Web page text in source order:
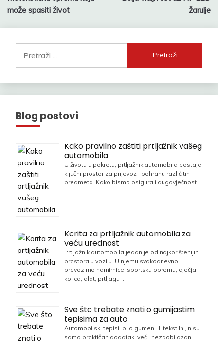
objava
može spasiti život
žarulje
Blog postovi
Kako pravilno zaštiti prtljažnik vašeg
automobila
U životu u pokretu, prtljažnik automobila postaje
ključni prostor za prijevoz i pohranu različitih
predmeta. Kako bismo osigurali dugovječnost i
Korita za prtljažnik automobila za
veću urednost
Prtljažnik automobila jedan je od najkorištenijih
prostora u vozilu. U njemu svakodnevno
prevozimo namirnice, sportsku opremu, dječja
kolica, alat, prtljagu …
Sve što trebate znati o gumijastim
tepisima za auto
Automobilski tepisi, bilo gumeni ili tekstilni, nisu
samo praktičan dodatak, već i nezaobilazan